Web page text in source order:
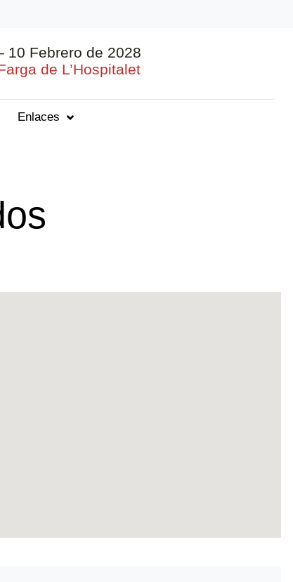
10 Febrero de 2028
de L’Hospitalet
Enlaces